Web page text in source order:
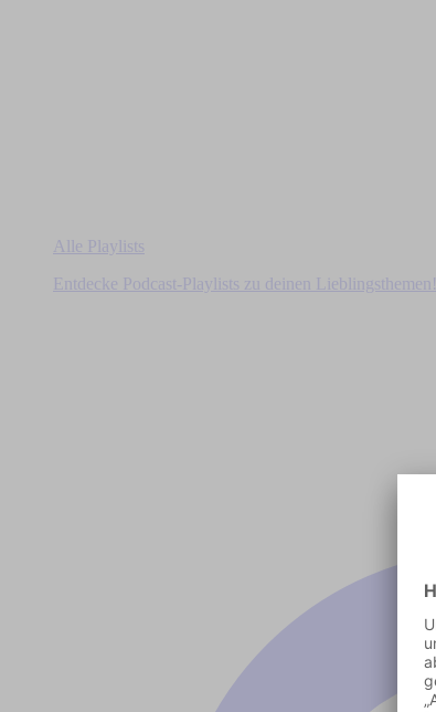
Alle Playlists
Entdecke Podcast-Playlists zu deinen Lieblingsthemen!